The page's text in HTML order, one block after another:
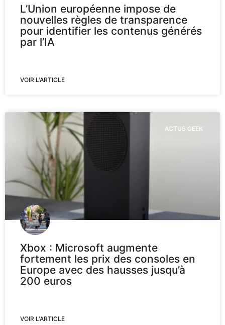
L’Union européenne impose de
nouvelles règles de transparence
pour identifier les contenus générés
par l’IA
VOIR L'ARTICLE
ACTUS GEEK
Xbox : Microsoft augmente
fortement les prix des consoles en
Europe avec des hausses jusqu’à
200 euros
VOIR L'ARTICLE